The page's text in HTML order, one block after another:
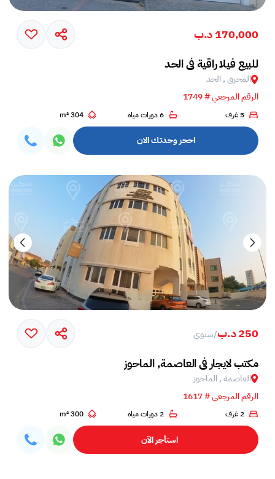
170,000 د.ب
للبيع فيلا راقية في الحد
المحرق , الحد
الرقم المرجعي # 1749
5 غرف 6 دورات مياه 304 m²
احجز وحدتك الان
250 د.ب /سنوي
مكتب لايجار في العاصمة, الماحوز
العاصمة , الماحوز
الرقم المرجعي # 1617
2 غرف 2 دورات مياه 300 m²
استأجر الآن